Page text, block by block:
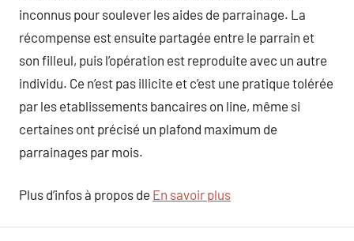
inconnus pour soulever les aides de parrainage. La
récompense est ensuite partagée entre le parrain et
son filleul, puis l’opération est reproduite avec un autre
individu. Ce n’est pas illicite et c’est une pratique tolérée
par les etablissements bancaires on line, même si
certaines ont précisé un plafond maximum de
parrainages par mois.
Plus d’infos à propos de En savoir plus